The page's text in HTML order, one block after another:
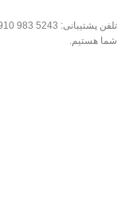
تلفن پشتیبانی: 5243 983 0910
شما هستیم.